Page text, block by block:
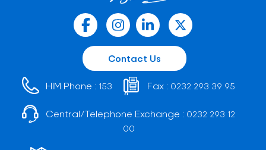
Contact Us
HIM Phone : 153 Fax : 0232 293 39 95
Central/Telephone Exchange : 0232 293 12
00